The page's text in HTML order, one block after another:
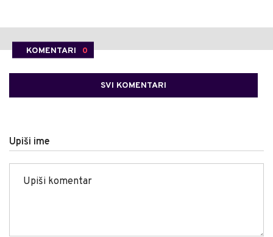
KOMENTARI 0
SVI KOMENTARI
Upiši ime